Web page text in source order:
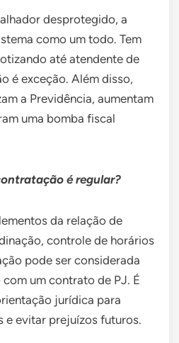
desprotegido, a
como um todo. Tem
até atendente de
é exceção. Além disso,
a Previdência, aumentam
uma bomba fiscal
é regular?
da relação de
controle de horários
pode ser considerada
um contrato de PJ. É
jurídica para
e evitar prejuízos futuros.